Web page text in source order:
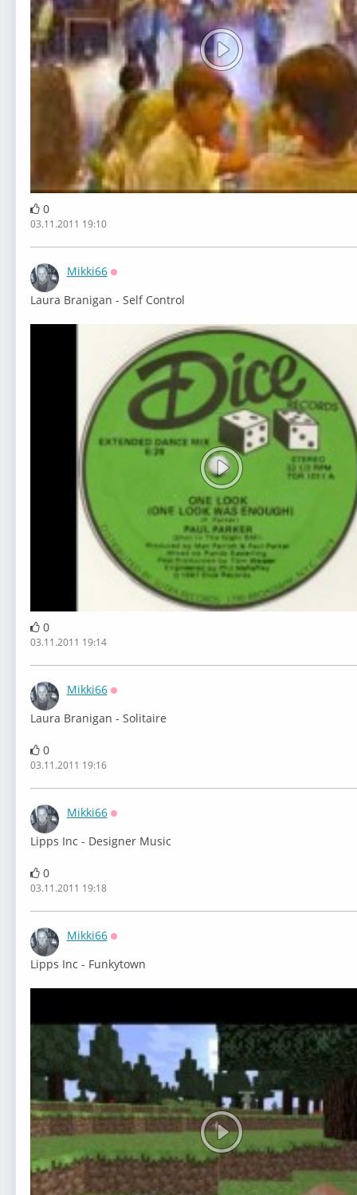
0
03.11.2011 19:10
Mikki66
Laura Branigan - Self Control
0
03.11.2011 19:14
Mikki66
Laura Branigan - Solitaire
0
03.11.2011 19:16
Mikki66
Lipps Inc - Designer Music
0
03.11.2011 19:18
Mikki66
Lipps Inc - Funkytown